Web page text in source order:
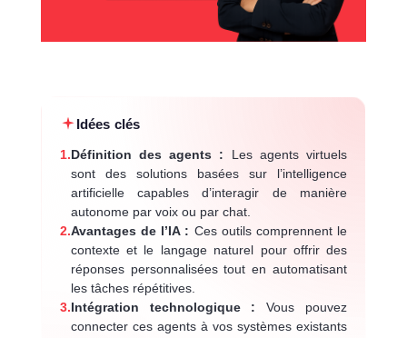
Idées clés
1.Définition des agents : Les agents virtuels
sont des solutions basées sur l’intelligence
artificielle capables d’interagir de manière
autonome par voix ou par chat.
2.Avantages de l’IA : Ces outils comprennent le
contexte et le langage naturel pour offrir des
réponses personnalisées tout en automatisant
les tâches répétitives.
3.Intégration technologique : Vous pouvez
connecter ces agents à vos systèmes existants